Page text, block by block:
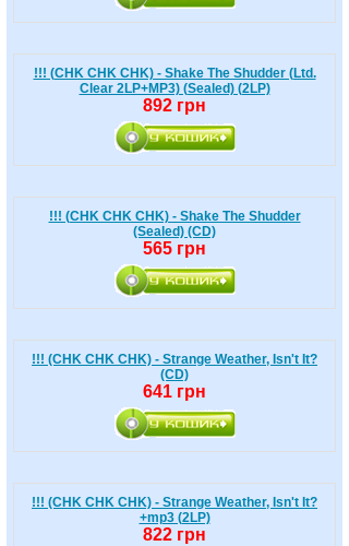
!!! (CHK CHK CHK) - Shake The Shudder (Ltd.
Clear 2LP+MP3) (Sealed) (2LP)
892 грн
!!! (CHK CHK CHK) - Shake The Shudder
(Sealed) (CD)
565 грн
!!! (CHK CHK CHK) - Strange Weather, Isn't It?
(CD)
641 грн
!!! (CHK CHK CHK) - Strange Weather, Isn't It?
+mp3 (2LP)
822 грн